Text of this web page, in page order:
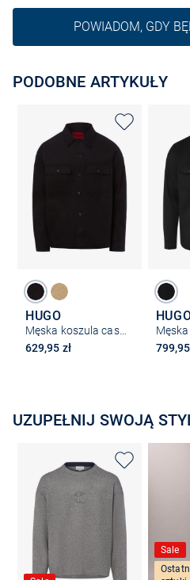
POWIADOM, GDY
PODOBNE ARTYKUŁY
HUGO
Męska koszula casual - Epoido
629,95 zł
799,95
UZUPEŁNIJ SWOJĄ
Sale